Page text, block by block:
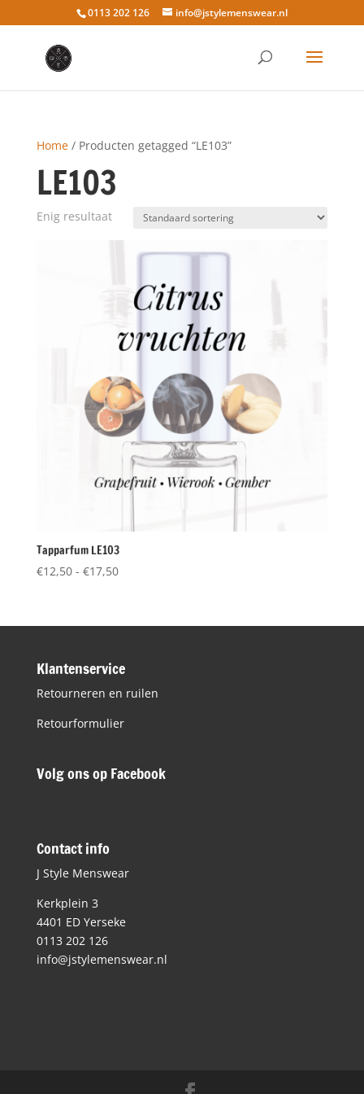
0113 202 126 info@jstylemenswear.nl
Home/ Producten getagged “LE103”
LE103
Enig resultaat
Tapparfum LE103
€12,50 - €17,50Prijsklasse:
€17,50
Klantenservice
Retourneren en ruilen
Retourformulier
Volg ons op Facebook
Contact info
J Style Menswear
Kerkplein 3
4401 ED Yerseke
0113 202 126
info@jstylemenswear.nl